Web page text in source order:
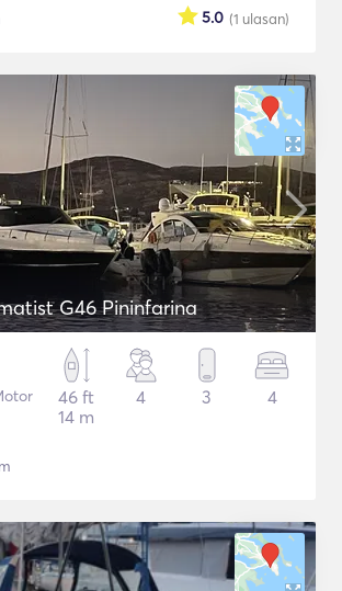
(1 ulasan)
5.0
G46 Pininfarina
46 ft
14 m
4 3 4